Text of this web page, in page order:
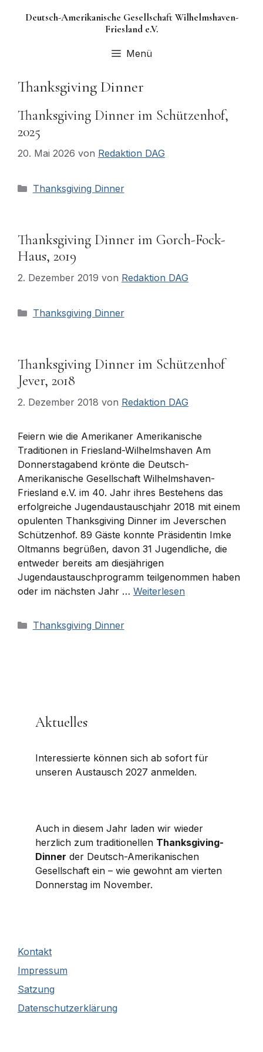
Deutsch-Amerikanische Gesellschaft Wilhelmshaven-
Friesland e.V.
Menü
Thanksgiving Dinner
Thanksgiving Dinner im Schützenhof,
2025
20. Mai 2026 von Redaktion DAG
Kategorien
Thanksgiving Dinner
Thanksgiving Dinner im Gorch-Fock-
Haus, 2019
2. Dezember 2019 von Redaktion DAG
Kategorien
Thanksgiving Dinner
Thanksgiving Dinner im Schützenhof
Jever, 2018
2. Dezember 2018 von Redaktion DAG
Feiern wie die Amerikaner Amerikanische
Traditionen in Friesland-Wilhelmshaven Am
Donnerstagabend krönte die Deutsch-
Amerikanische Gesellschaft Wilhelmshaven-
Friesland e.V. im 40. Jahr ihres Bestehens das
erfolgreiche Jugendaustauschjahr 2018 mit einem
opulenten Thanksgiving Dinner im Jeverschen
Schützenhof. 89 Gäste konnte Präsidentin Imke
Oltmanns begrüßen, davon 31 Jugendliche, die
entweder bereits am diesjährigen
Jugendaustauschprogramm teilgenommen haben
oder im nächsten Jahr … Weiterlesen
Kategorien
Thanksgiving Dinner
Aktuelles
Interessierte können sich ab sofort für
unseren Austausch 2027 anmelden.
Auch in diesem Jahr laden wir wieder
herzlich zum traditionellen Thanksgiving-
Dinner der Deutsch-Amerikanischen
Gesellschaft ein – wie gewohnt am vierten
Donnerstag im November.
Kontakt
Impressum
Satzung
Datenschutzerklärung